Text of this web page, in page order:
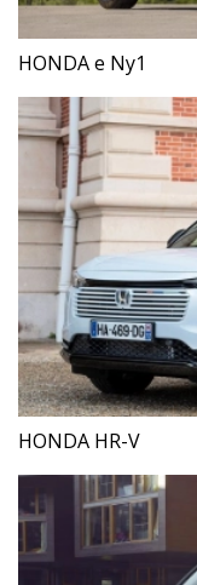
HONDA e Ny1
HONDA HR-V